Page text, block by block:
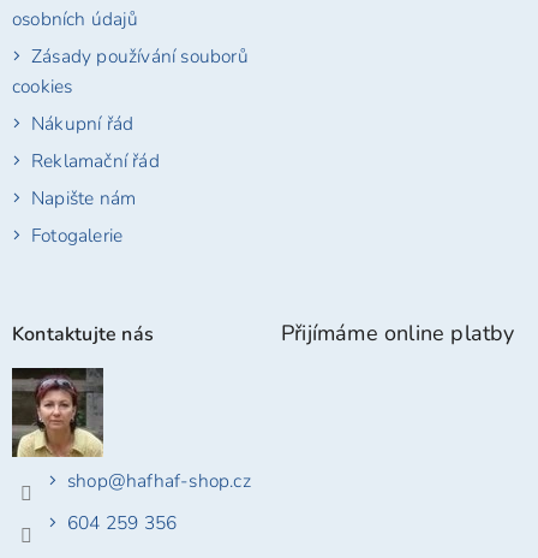
osobních údajů
Zásady používání souborů
cookies
Nákupní řád
Reklamační řád
Napište nám
Fotogalerie
Kontaktujte nás
shop@hafhaf-shop.cz
604 259 356
Přijímáme online platby